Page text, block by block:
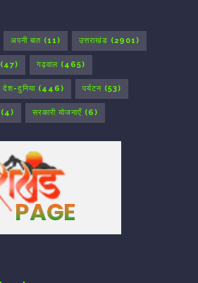
अपनी बात (11) उत्तराखंड (2901)
(47) गढ़वाल (465)
देश-दुनिया (446) पर्यटन (53)
(4) सरकारी योजनाएँ (6)